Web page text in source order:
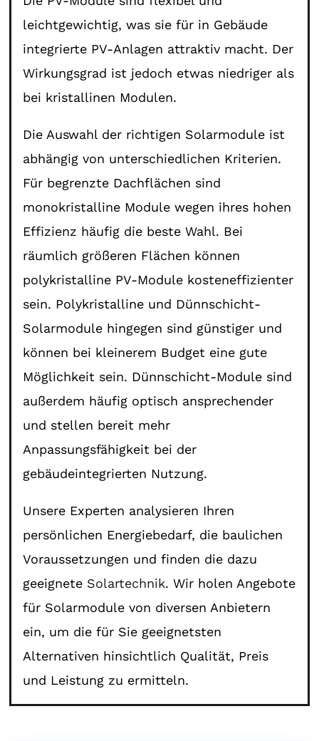
leichtgewichtig, was sie für in Gebäude
integrierte PV-Anlagen attraktiv macht. Der
Wirkungsgrad ist jedoch etwas niedriger als
bei kristallinen Modulen.
Die Auswahl der richtigen Solarmodule ist
abhängig von unterschiedlichen Kriterien.
Für begrenzte Dachflächen sind
monokristalline Module wegen ihres hohen
Effizienz häufig die beste Wahl. Bei
räumlich größeren Flächen können
polykristalline PV-Module kosteneffizienter
sein. Polykristalline und Dünnschicht-
Solarmodule hingegen sind günstiger und
können bei kleinerem Budget eine gute
Möglichkeit sein. Dünnschicht-Module sind
außerdem häufig optisch ansprechender
und stellen bereit mehr
Anpassungsfähigkeit bei der
gebäudeintegrierten Nutzung.
Unsere Experten analysieren Ihren
persönlichen Energiebedarf, die baulichen
Voraussetzungen und finden die dazu
geeignete Solartechnik. Wir holen Angebote
für Solarmodule von diversen Anbietern
ein, um die für Sie geeignetsten
Alternativen hinsichtlich Qualität, Preis
und Leistung zu ermitteln.